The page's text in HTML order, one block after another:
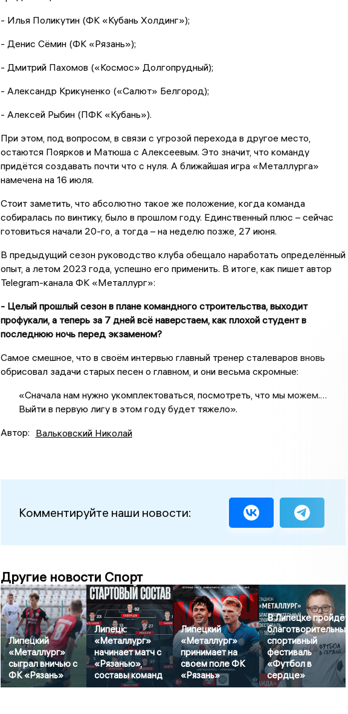
- Илья Поликутин (ФК «Кубань Холдинг»);
- Денис Сёмин (ФК «Рязань»);
- Дмитрий Пахомов («Космос» Долгопрудный);
- Александр Крикуненко («Салют» Белгород);
- Алексей Рыбин (ПФК «Кубань»).
При этом, под вопросом, в связи с угрозой перехода в другое место,
остаются Поярков и Матюша с Алексеевым. Это значит, что команду
придётся создавать почти что с нуля. А ближайшая игра «Металлурга»
намечена на 16 июля.
Стоит заметить, что абсолютно такое же положение, когда команда
собиралась по винтику, было в прошлом году. Единственный плюс – сейчас
готовиться начали 20-го, а тогда – на неделю позже, 27 июня.
В предыдущий сезон руководство клуба обещало наработать определённый
опыт, а летом 2023 года, успешно его применить. В итоге, как пишет автор
Telegram-канала ФК «Металлург»:
- Целый прошлый сезон в плане командного строительства, выходит
профукали, а теперь за 7 дней всё наверстаем, как плохой студент в
последнюю ночь перед экзаменом?
Самое смешное, что в своём интервью главный тренер сталеваров вновь
обрисовал задачи старых песен о главном, и они весьма скромные:
«Сначала нам нужно укомплектоваться, посмотреть, что мы можем.…
Выйти в первую лигу в этом году будет тяжело».
Автор: Вальковский Николай
Комментируйте наши новости:
Другие новости Спорт
Липецкий
«Металлург»
сыграл вничью с
ФК «Рязань»
Липецк:
«Металлург»
начинает матч с
«Рязанью»,
составы команд
Липецкий
«Металлург»
принимает на
своем поле ФК
«Рязань»
В Липецке пройдёт
благотворительный
спортивный
фестиваль
«Футбол в
сердце»